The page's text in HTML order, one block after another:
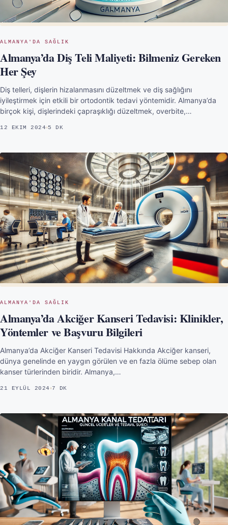
ALMANYA'DA SAĞLIK
Almanya’da Diş Teli Maliyeti: Bilmeniz Gereken
Her Şey
Diş telleri, dişlerin hizalanmasını düzeltmek ve diş sağlığını
iyileştirmek için etkili bir ortodontik tedavi yöntemidir. Almanya’da
birçok kişi, dişlerindeki çapraşıklığı düzeltmek, overbite,…
12 EKIM 2024 5 DK
ALMANYA'DA SAĞLIK
Almanya’da Akciğer Kanseri Tedavisi: Klinikler,
Yöntemler ve Başvuru Bilgileri
Almanya’da Akciğer Kanseri Tedavisi Hakkında Akciğer kanseri,
dünya genelinde en yaygın görülen ve en fazla ölüme sebep olan
kanser türlerinden biridir. Almanya,…
21 EYLÜL 2024 7 DK